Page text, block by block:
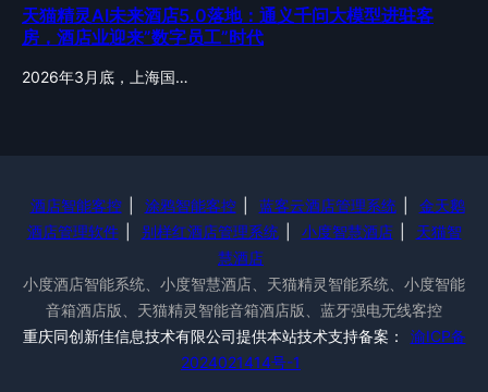
天猫精灵AI未来酒店5.0落地：通义千问大模型进驻客
房，酒店业迎来”数字员工”时代
2026年3月底，上海国…
酒店智能客控 涂鸦智能客控 蓝客云酒店管理系统
金天鹅
酒店管理软件
别样红酒店管理系统 小度智慧酒店
天猫智
慧酒店
小度酒店智能系统、小度智慧酒店、天猫精灵智能系统、小度智能
音箱酒店版、天猫精灵智能音箱酒店版、蓝牙强电无线客控
重庆同创新佳信息技术有限公司提供本站技术支持备案：
渝ICP备
2024021414号-1